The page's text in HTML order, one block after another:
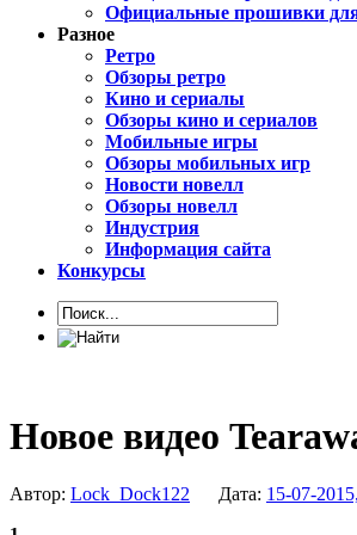
Официальные прошивки
Разное
Ретро
Обзоры ретро
Кино и сериалы
Обзоры кино и сериалов
Мобильные игры
Обзоры мобильных игр
Новости новелл
Обзоры новелл
Индустрия
Информация сайта
Конкурсы
Новое видео
Автор: Lock_Dock122 Дата: 15-07-